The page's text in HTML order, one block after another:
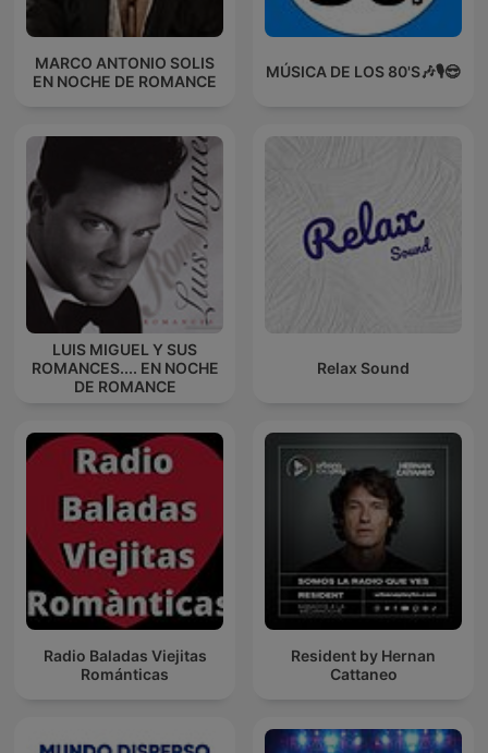
MARCO ANTONIO SOLIS
EN NOCHE DE ROMANCE
MÚSICA DE LOS 80'S🎶🎙️😎
LUIS MIGUEL Y SUS
ROMANCES.... EN NOCHE
DE ROMANCE
Relax Sound
Radio Baladas Viejitas
Románticas
Resident by Hernan
Cattaneo